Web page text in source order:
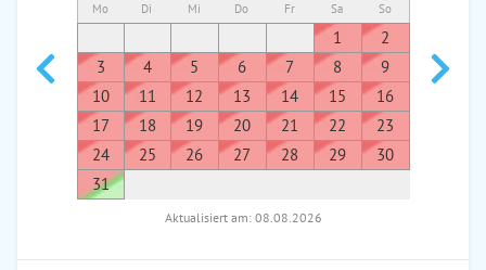
Mo Di Mi Do Fr Sa So
1
2
3
4 5 6 7 8
9
10
11 12 13 14 15
16
17
18 19 20 21 22
23
24
25 26 27 28 29
30
31
7
Aktualisiert am: 08.08.2026